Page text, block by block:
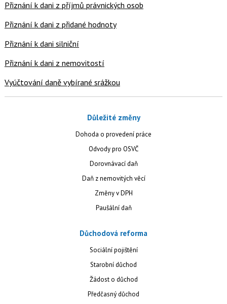
Přiznání k dani z příjmů právnických osob
Přiznání k dani z přidané hodnoty
Přiznání k dani silniční
Přiznání k dani z nemovitostí
Vyúčtování daně vybírané srážkou
Důležité změny
Dohoda o provedení práce
Odvody pro OSVČ
Dorovnávací daň
Daň z nemovitých věcí
Změny v DPH
Paušální daň
Důchodová reforma
Sociální pojištění
Starobní důchod
Žádost o důchod
Předčasný důchod